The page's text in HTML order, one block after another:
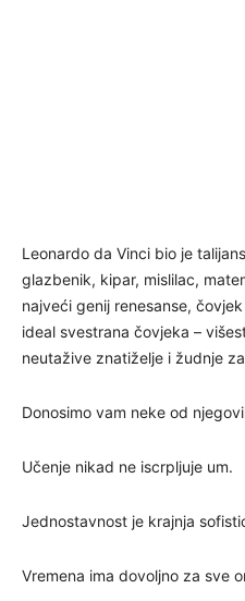
Leonardo da Vinci bio je
glazbenik, kipar, mislilac,
najveći genij renesanse,
ideal svestrana čovjeka –
neutažive znatiželje i žudnje
Donosimo vam neke od
Učenje nikad ne iscrpljuje um.
Jednostavnost je krajnja
Vremena ima dovoljno za sve